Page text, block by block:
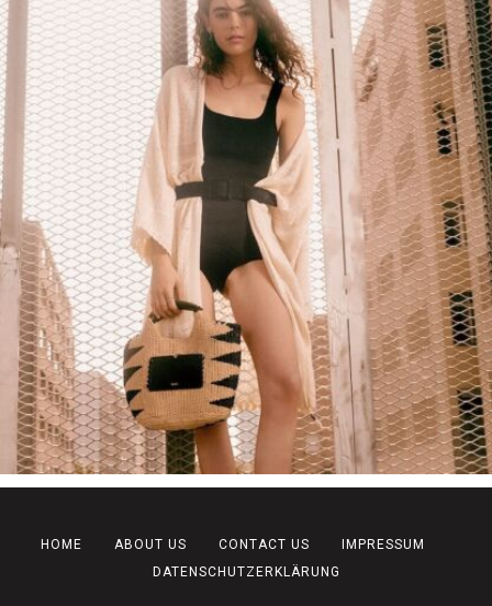
HOME ABOUT US CONTACT US
IMPRESSUM
DATENSCHUTZERKLÄRUNG